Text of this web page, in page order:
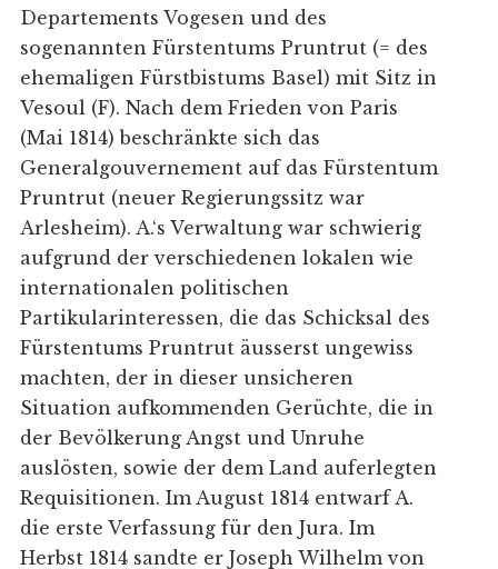
Departements Vogesen und des
sogenannten Fürstentums Pruntrut (= des
ehemaligen Fürstbistums Basel) mit Sitz in
Vesoul (F). Nach dem Frieden von Paris
(Mai 1814) beschränkte sich das
Generalgouvernement auf das Fürstentum
Pruntrut (neuer Regierungssitz war
Arlesheim). A.‘s Verwaltung war schwierig
aufgrund der verschiedenen lokalen wie
internationalen politischen
Partikularinteressen, die das Schicksal des
Fürstentums Pruntrut äusserst ungewiss
machten, der in dieser unsicheren
Situation aufkommenden Gerüchte, die in
der Bevölkerung Angst und Unruhe
auslösten, sowie der dem Land auferlegten
Requisitionen. Im August 1814 entwarf A.
die erste Verfassung für den Jura. Im
Herbst 1814 sandte er Joseph Wilhelm von